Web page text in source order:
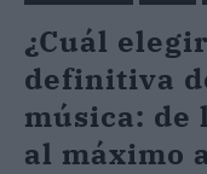
¿Cuál
definitiva
música: de
al máximo